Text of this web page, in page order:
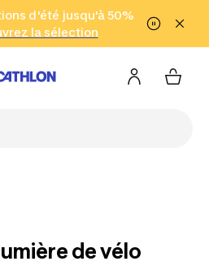
au contenu Aller au pied de
d'été jusqu'à 50%
la sélection
ici
2 h!
de vélo